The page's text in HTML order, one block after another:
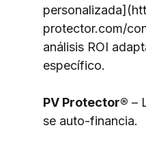
protector.com/
análisis ROI
específico.
PV Protector® –
se auto-financia.